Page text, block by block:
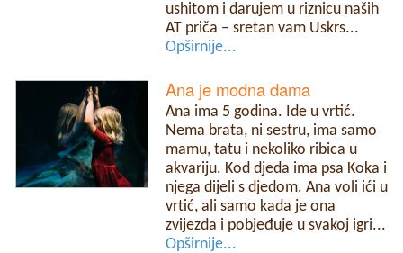
ushitom i darujem u riznicu naših
AT priča – sretan vam Uskrs...
Opširnije...
Ana je modna dama
Ana ima 5 godina. Ide u vrtić.
Nema brata, ni sestru, ima samo
mamu, tatu i nekoliko ribica u
akvariju. Kod djeda ima psa Koka i
njega dijeli s djedom. Ana voli ići u
vrtić, ali samo kada je ona
zvijezda i pobjeđuje u svakoj igri...
Opširnije...